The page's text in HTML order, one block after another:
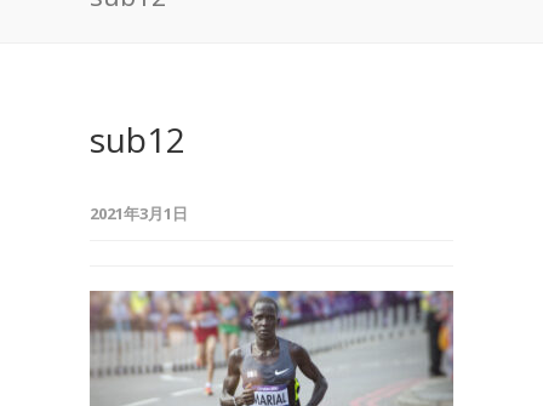
sub12
2021年3月1日